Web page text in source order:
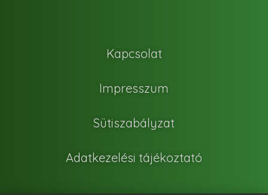
Kapcsolat
Impresszum
Sütiszabályzat
Adatkezelési tájékoztató